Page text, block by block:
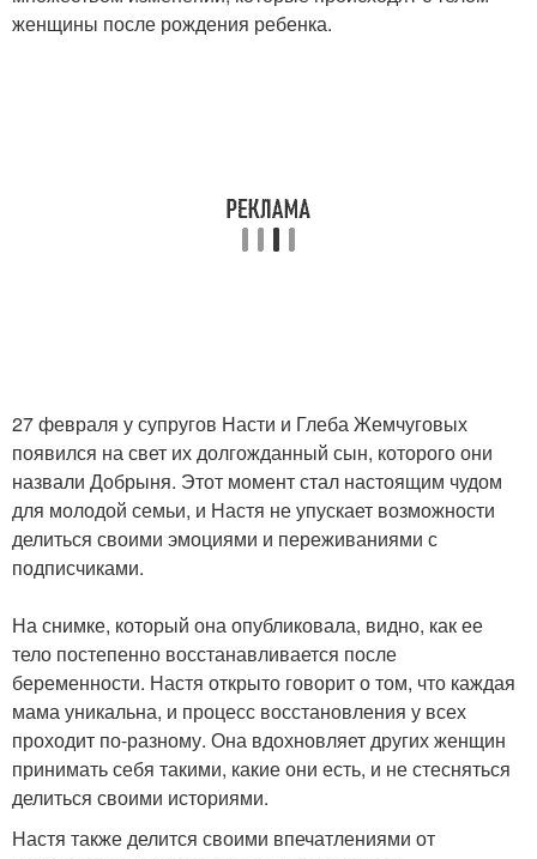
женщины после рождения ребенка.
27 февраля у супругов Насти и Глеба Жемчуговых
появился на свет их долгожданный сын, которого они
назвали Добрыня. Этот момент стал настоящим чудом
для молодой семьи, и Настя не упускает возможности
делиться своими эмоциями и переживаниями с
подписчиками.
На снимке, который она опубликовала, видно, как ее
тело постепенно восстанавливается после
беременности. Настя открыто говорит о том, что каждая
мама уникальна, и процесс восстановления у всех
проходит по-разному. Она вдохновляет других женщин
принимать себя такими, какие они есть, и не стесняться
делиться своими историями.
Настя также делится своими впечатлениями от